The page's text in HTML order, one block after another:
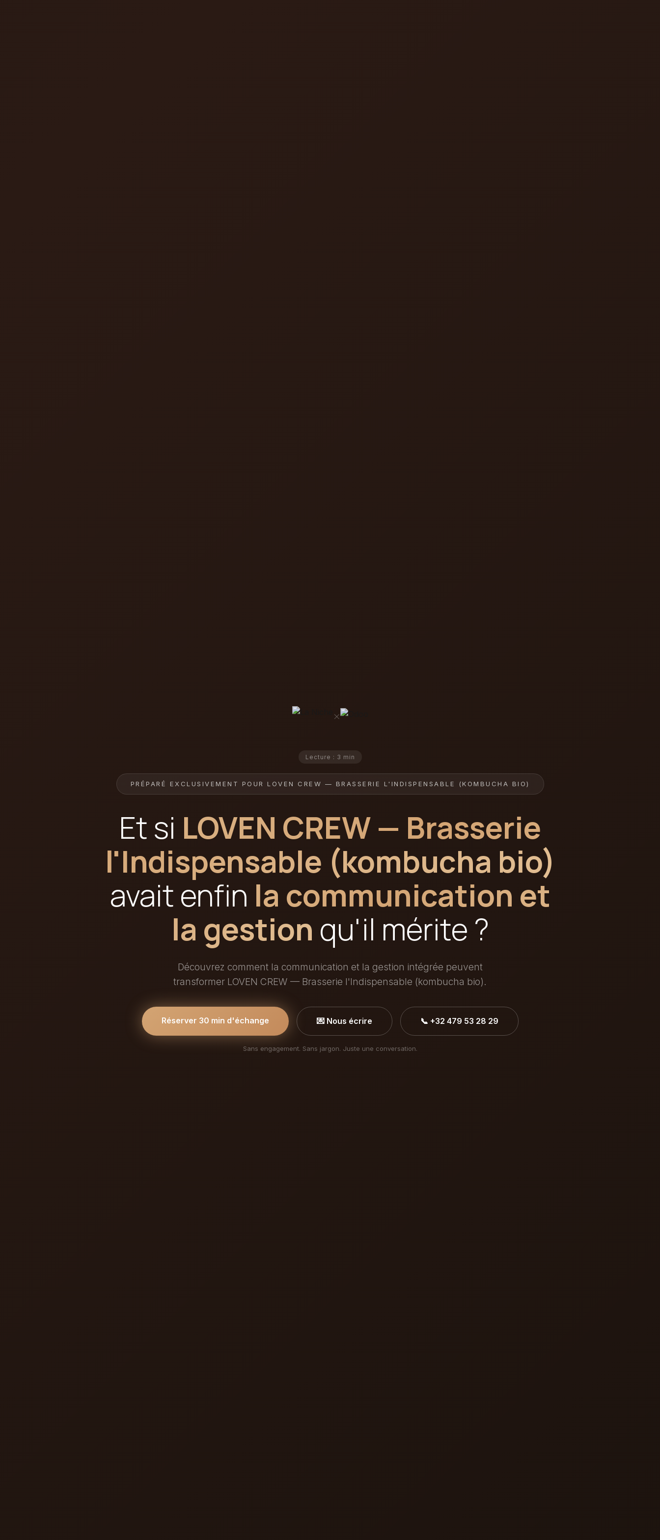
×
Lecture : 3 min
PRÉPARÉ EXCLUSIVEMENT POUR LOVEN CREW — BRASSERIE L'INDISPENSABLE (KOMBUCHA BIO)
Et si LOVEN CREW — Brasserie
l'Indispensable (kombucha bio)
avait enfin la communication et
la gestion qu'il mérite ?
Découvrez comment la communication et la gestion intégrée peuvent
transformer LOVEN CREW — Brasserie l'Indispensable (kombucha bio).
Réserver 30 min d'échange 💌 Nous écrire 📞 +32 479 53 28 29
Sans engagement. Sans jargon. Juste une conversation.